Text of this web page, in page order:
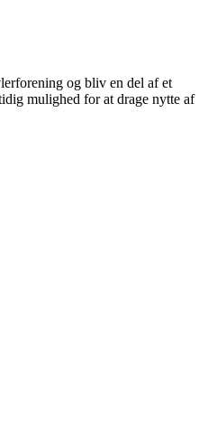
og bliv en del af et
mulighed for at drage nytte af